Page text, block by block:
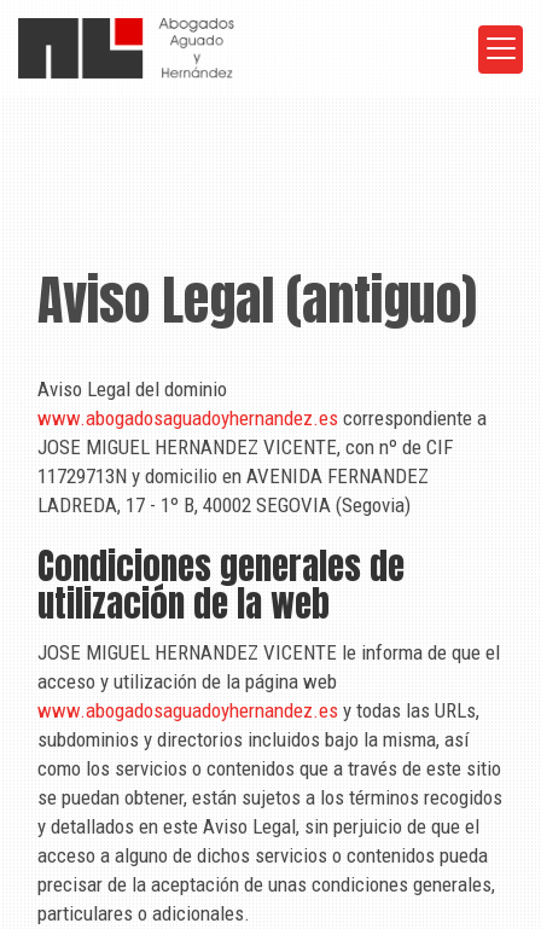
Aviso Legal (antiguo)
Aviso Legal del dominio
www.abogadosaguadoyhernandez.es correspondiente a
JOSE MIGUEL HERNANDEZ VICENTE, con nº de CIF
11729713N y domicilio en AVENIDA FERNANDEZ
LADREDA, 17 - 1º B, 40002 SEGOVIA (Segovia)
Condiciones generales de
utilización de la web
JOSE MIGUEL HERNANDEZ VICENTE le informa de que el
acceso y utilización de la página web
www.abogadosaguadoyhernandez.es y todas las URLs,
subdominios y directorios incluidos bajo la misma, así
como los servicios o contenidos que a través de este sitio
se puedan obtener, están sujetos a los términos recogidos
y detallados en este Aviso Legal, sin perjuicio de que el
acceso a alguno de dichos servicios o contenidos pueda
precisar de la aceptación de unas condiciones generales,
particulares o adicionales.